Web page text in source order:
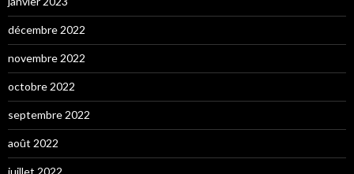
décembre 2022
novembre 2022
octobre 2022
septembre 2022
août 2022
juillet 2022